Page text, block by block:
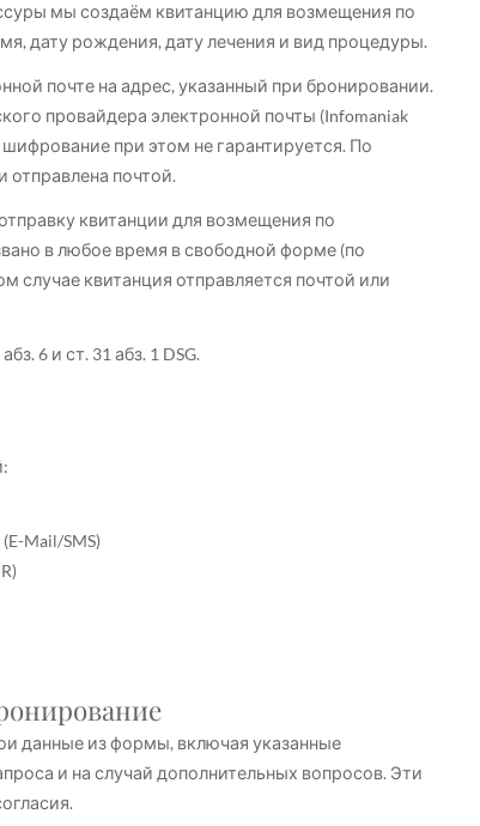
мы создаём квитанцию для возмещения по
дату рождения, дату лечения и вид процедуры.
почте на адрес, указанный при бронировании.
провайдера электронной почты (Infomaniak
при этом не гарантируется. По
почтой.
квитанции для возмещения по
в любое время в свободной форме (по
случае квитанция отправляется почтой или
6 и ст. 31 абз. 1 DSG.
Mail/SMS)
данные из формы, включая указанные
и на случай дополнительных вопросов. Эти